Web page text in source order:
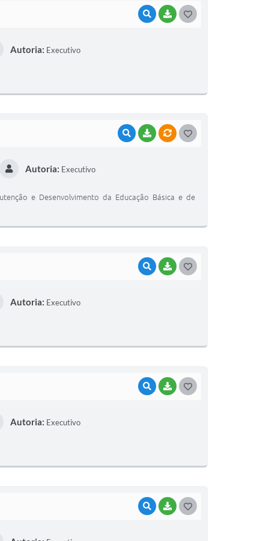
VISUALIZAR
BAIXAR
Autoria: Executivo
VISUALIZAR
BAIXARVÍNCULOS
I
Autoria: Executivo
e Desenvolvimento da Educação Básica e de
VISUALIZAR
BAIXAR
Autoria: Executivo
VISUALIZAR
BAIXAR
Autoria: Executivo
VISUALIZAR
BAIXAR